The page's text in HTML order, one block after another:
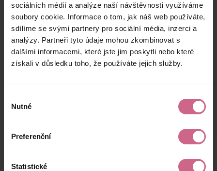
sociálních médií a analýze naší návštěvnosti využíváme
soubory cookie. Informace o tom, jak náš web používáte,
sdílíme se svými partnery pro sociální média, inzerci a
analýzy. Partneři tyto údaje mohou zkombinovat s
dalšími informacemi, které jste jim poskytli nebo které
získali v důsledku toho, že používáte jejich služby.
souhlasu
Nutné
Preferenční
Statistické
Aktuální výsledek
35 147,20 Kč
info
V případě, že sek těžbě připojíte až po jejím
(případně ztráty), kterou vám budeme